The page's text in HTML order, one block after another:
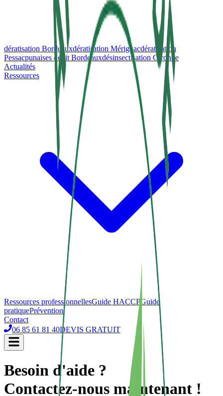
dératisation Bordeauxdératisation Mérignacdératisation
Pessacpunaises de lit Bordeauxdésinsectisation Gironde
Actualités
Ressources
Ressources professionnellesGuide HACCP Guide
pratiquePrévention
Contact
06 85 61 81 40DEVIS GRATUIT
Besoin d'aide ?
Contactez-nous maintenant !